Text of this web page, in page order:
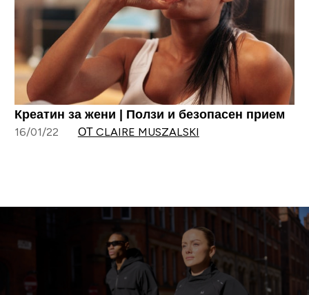
Креатин за жени | Ползи и безопасен прием
16/01/22 ОТ CLAIRE MUSZALSKI